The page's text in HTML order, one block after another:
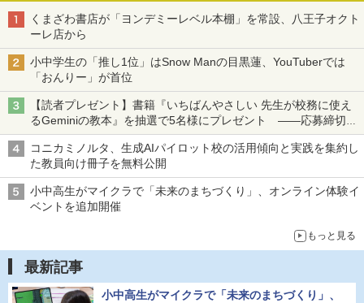
くまざわ書店が「ヨンデミーレベル本棚」を常設、八王子オクト
ーレ店から
小中学生の「推し1位」はSnow Manの目黒蓮、YouTuberでは
「おんりー」が首位
【読者プレゼント】書籍『いちばんやさしい 先生が校務に使え
るGeminiの教本』を抽選で5名様にプレゼント ――応募締切は
2026年8月12日（水）まで
コニカミノルタ、生成AIパイロット校の活用傾向と実践を集約し
た教員向け冊子を無料公開
小中高生がマイクラで「未来のまちづくり」、オンライン体験イ
ベントを追加開催
もっと見る
最新記事
小中高生がマイクラで「未来のまちづくり」、